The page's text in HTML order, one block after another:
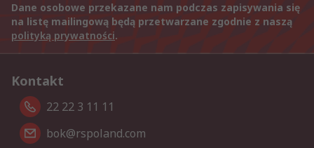
Dane osobowe przekazane nam podczas zapisywania się
na listę mailingową będą przetwarzane zgodnie z naszą
polityką prywatności.
Kontakt
22 22 3 11 11
bok@rspoland.com